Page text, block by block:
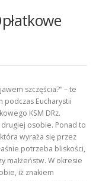
szczęścia?” – te
podczas Eucharystii
KSM DRz.
osobie. Ponad to
wyraża się przez
potrzeba bliskości,
małżeństw. W okresie
iż znakiem